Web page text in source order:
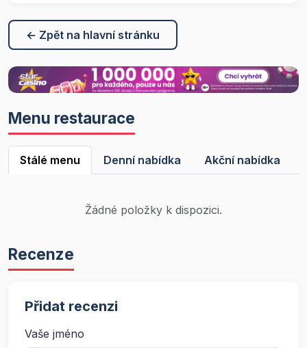
← Zpět na hlavní stránku
Menu restaurace
Stálé menu Denní nabídka Akční nabídka
Žádné položky k dispozici.
Recenze
Přidat recenzi
Vaše jméno